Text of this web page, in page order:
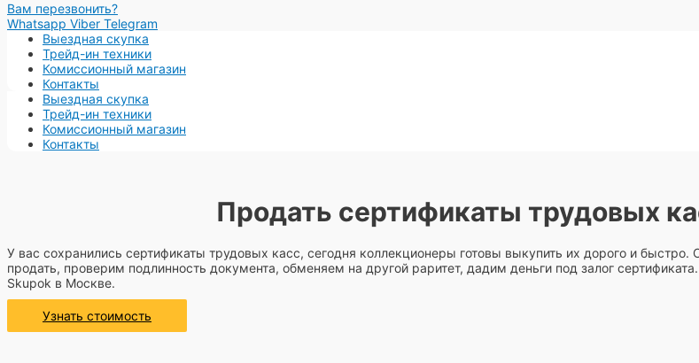
Вам перезвонить?
Whatsapp Viber Telegram
Выездная скупка
Трейд-ин техники
Комиссионный магазин
Контакты
Выездная скупка
Трейд-ин техники
Комиссионный магазин
Контакты
Продать сертификаты трудовых
У вас сохранились сертификаты трудовых касс, сегодня коллекционеры готовы выкупить их дорого и
продать, проверим подлинность документа, обменяем на другой раритет, дадим деньги под залог
Skupok в Москве.
Узнать стоимость